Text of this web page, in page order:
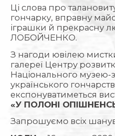
Ці слова про
гончарку, вправну
іграшки й прекрасну
ЛОБОЙЧЕНКО.
З нагоди ювілею
галереї Центру
Національного музею-
українського
експонуватиметься
«У ПОЛОНІ
Запрошуємо всіх